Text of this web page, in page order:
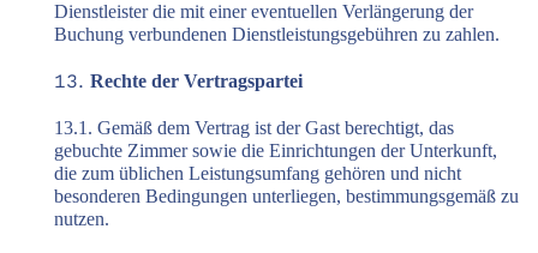
Dienstleister die mit einer eventuellen Verlängerung der
Buchung verbundenen Dienstleistungsgebühren zu zahlen.
Rechte der Vertragspartei
13.1. Gemäß dem Vertrag ist der Gast berechtigt, das
gebuchte Zimmer sowie die Einrichtungen der Unterkunft,
die zum üblichen Leistungsumfang gehören und nicht
besonderen Bedingungen unterliegen, bestimmungsgemäß zu
nutzen.